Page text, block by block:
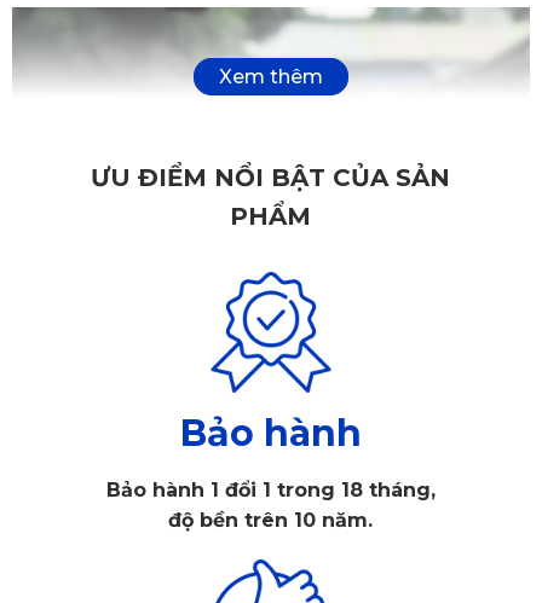
1. Camera hành trình KD002 xe Lexus
ƯU ĐIỂM NỔI BẬT CỦA SẢN
PHẨM
Bảo hành
Bảo hành 1 đổi 1 trong 18 tháng,
độ bền trên 10 năm.